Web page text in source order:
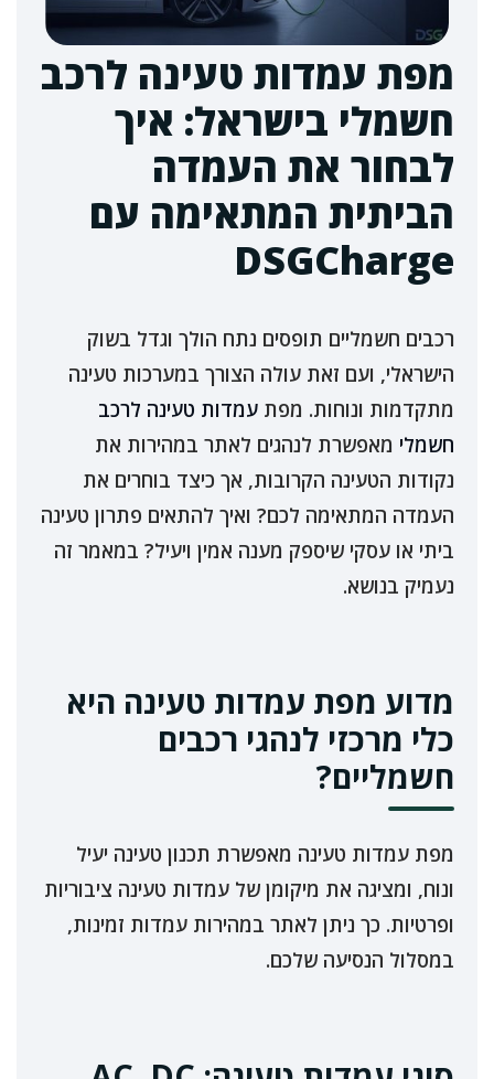
מפת עמדות טעינה לרכב
חשמלי בישראל: איך
לבחור את העמדה
הביתית המתאימה עם
DSGCharge
רכבים חשמליים תופסים נתח הולך וגדל בשוק
הישראלי, ועם זאת עולה הצורך במערכות טעינה
מתקדמות ונוחות. מפת עמדות טעינה לרכב
חשמלי מאפשרת לנהגים לאתר במהירות את
נקודות הטעינה הקרובות, אך כיצד בוחרים את
העמדה המתאימה לכם? ואיך להתאים פתרון טעינה
ביתי או עסקי שיספק מענה אמין ויעיל? במאמר זה
נעמיק בנושא.
מדוע מפת עמדות טעינה היא
כלי מרכזי לנהגי רכבים
חשמליים?
מפת עמדות טעינה מאפשרת תכנון טעינה יעיל
ונוח, ומציגה את מיקומן של עמדות טעינה ציבוריות
ופרטיות. כך ניתן לאתר במהירות עמדות זמינות,
במסלול הנסיעה שלכם.